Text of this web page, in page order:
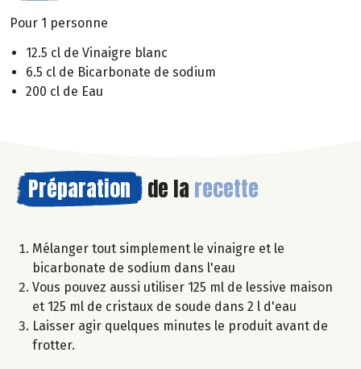
Pour 1 personne
12.5 cl de Vinaigre blanc
6.5 cl de Bicarbonate de sodium
200 cl de Eau
Préparation de la recette
Mélanger tout simplement le vinaigre et le
bicarbonate de sodium dans l'eau
Vous pouvez aussi utiliser 125 ml de lessive maison
et 125 ml de cristaux de soude dans 2 l d'eau
Laisser agir quelques minutes le produit avant de
frotter.